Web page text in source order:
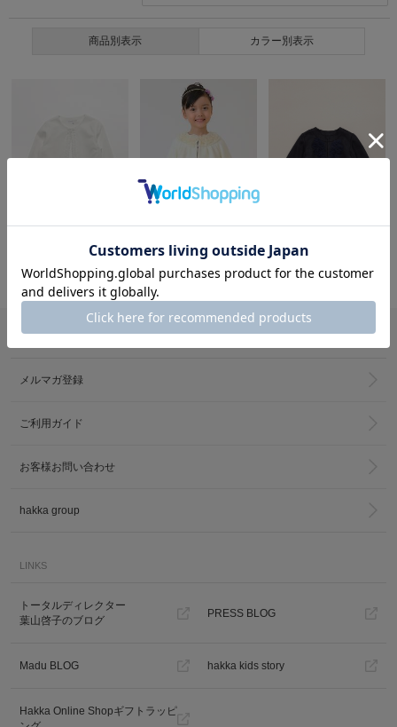
商品別表示 カラー別表示
12,100円(税込)
SOLDOUT
hakka kids
13,640円(税込)
SOLDOUT
hakka kids
13,200円(税込)
メルマガ登録
ご利用ガイド
お客様お問い合わせ
hakka group
LINKS
トータルディレクター
葉山啓子のブログ
PRESS BLOG
Madu BLOG hakka kids story
Hakka Online Shopギフトラッピ